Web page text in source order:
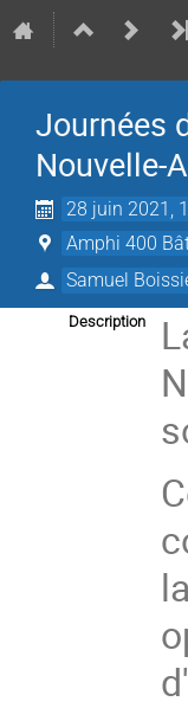
Journées
Nouvelle-
28 juin 2021,
Amphi 400
Samuel
Description